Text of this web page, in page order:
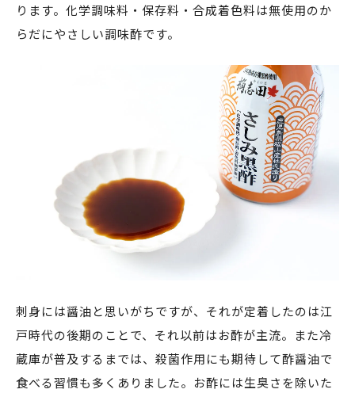
ります。化学調味料・保存料・合成着色料は無使用のか
らだにやさしい調味酢です。
刺身には醤油と思いがちですが、それが定着したのは江
戸時代の後期のことで、それ以前はお酢が主流。また冷
蔵庫が普及するまでは、殺菌作用にも期待して酢醤油で
食べる習慣も多くありました。お酢には生臭さを除いた